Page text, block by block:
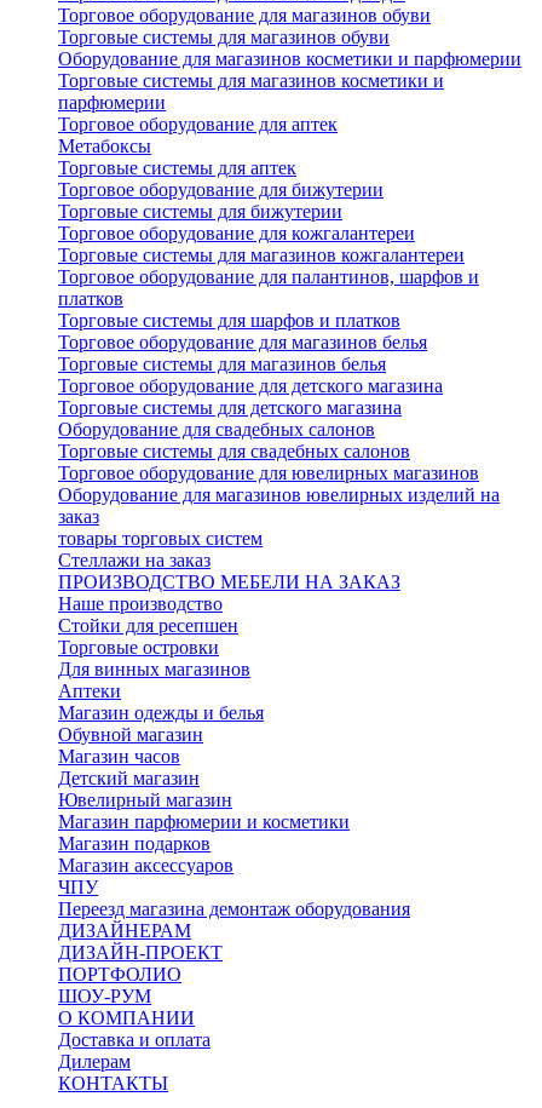
Торговое оборудование для магазинов обуви
Торговые системы для магазинов обуви
Оборудование для магазинов косметики и парфюмерии
Торговые системы для магазинов косметики и
парфюмерии
Торговое оборудование для аптек
Метабоксы
Торговые системы для аптек
Торговое оборудование для бижутерии
Торговые системы для бижутерии
Торговое оборудование для кожгалантереи
Торговые системы для магазинов кожгалантереи
Торговое оборудование для палантинов, шарфов и
платков
Торговые системы для шарфов и платков
Торговое оборудование для магазинов белья
Торговые системы для магазинов белья
Торговое оборудование для детского магазина
Торговые системы для детского магазина
Оборудование для свадебных салонов
Торговые системы для свадебных салонов
Торговое оборудование для ювелирных магазинов
Оборудование для магазинов ювелирных изделий на
заказ
товары торговых систем
Стеллажи на заказ
ПРОИЗВОДСТВО МЕБЕЛИ НА ЗАКАЗ
Наше производство
Стойки для ресепшен
Торговые островки
Для винных магазинов
Аптеки
Магазин одежды и белья
Обувной магазин
Магазин часов
Детский магазин
Ювелирный магазин
Магазин парфюмерии и косметики
Магазин подарков
Магазин аксессуаров
ЧПУ
Переезд магазина демонтаж оборудования
ДИЗАЙНЕРАМ
ДИЗАЙН-ПРОЕКТ
ПОРТФОЛИО
ШОУ-РУМ
О КОМПАНИИ
Доставка и оплата
Дилерам
КОНТАКТЫ